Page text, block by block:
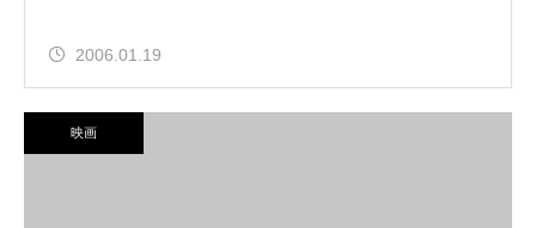
2006.01.19
映画